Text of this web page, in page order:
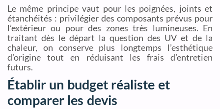
Le même principe vaut pour les poignées, joints et
étanchéités : privilégier des composants prévus pour
l’extérieur ou pour des zones très lumineuses. En
traitant dès le départ la question des UV et de la
chaleur, on conserve plus longtemps l’esthétique
d’origine tout en réduisant les frais d’entretien
futurs.
Établir un budget réaliste et
comparer les devis